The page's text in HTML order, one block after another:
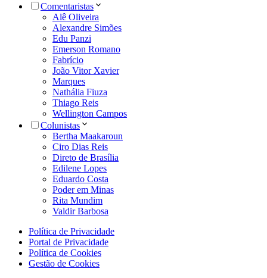
Comentaristas
Alê Oliveira
Alexandre Simões
Edu Panzi
Emerson Romano
Fabrício
João Vitor Xavier
Marques
Nathália Fiuza
Thiago Reis
Wellington Campos
Colunistas
Bertha Maakaroun
Ciro Dias Reis
Direto de Brasília
Edilene Lopes
Eduardo Costa
Poder em Minas
Rita Mundim
Valdir Barbosa
Política de Privacidade
Portal de Privacidade
Política de Cookies
Gestão de Cookies